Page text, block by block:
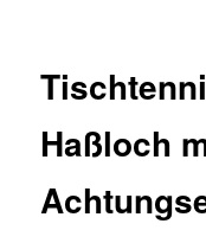
Haßloch